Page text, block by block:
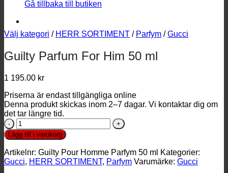
Gå tillbaka till butiken
Välj kategori / HERR SORTIMENT / Parfym / Gucci
Guilty Parfum For Him 50 ml
1 195.00 kr
Priserna är endast tillgängliga online
Denna produkt skickas inom 2–7 dagar. Vi kontaktar dig om
det tar längre tid.
Guilty
Parfum
For
Him
50
ml
Lägg till i varukorg
Artikelnr: Guilty Pour Homme Parfym 50 ml Kategorier:
Gucci, HERR SORTIMENT, Parfym Varumärke: Gucci